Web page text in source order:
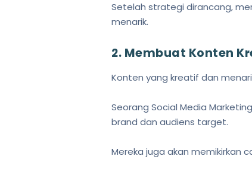
Setelah strategi dirancang,
menarik.
2. Membuat Konten
Konten yang kreatif dan
Seorang Social Media
brand dan audiens target.
Mereka juga akan memikirkan